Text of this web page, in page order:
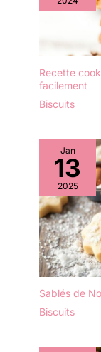
Recette
facilement
Biscuits
Jan
13
2025
Sablés de
Biscuits